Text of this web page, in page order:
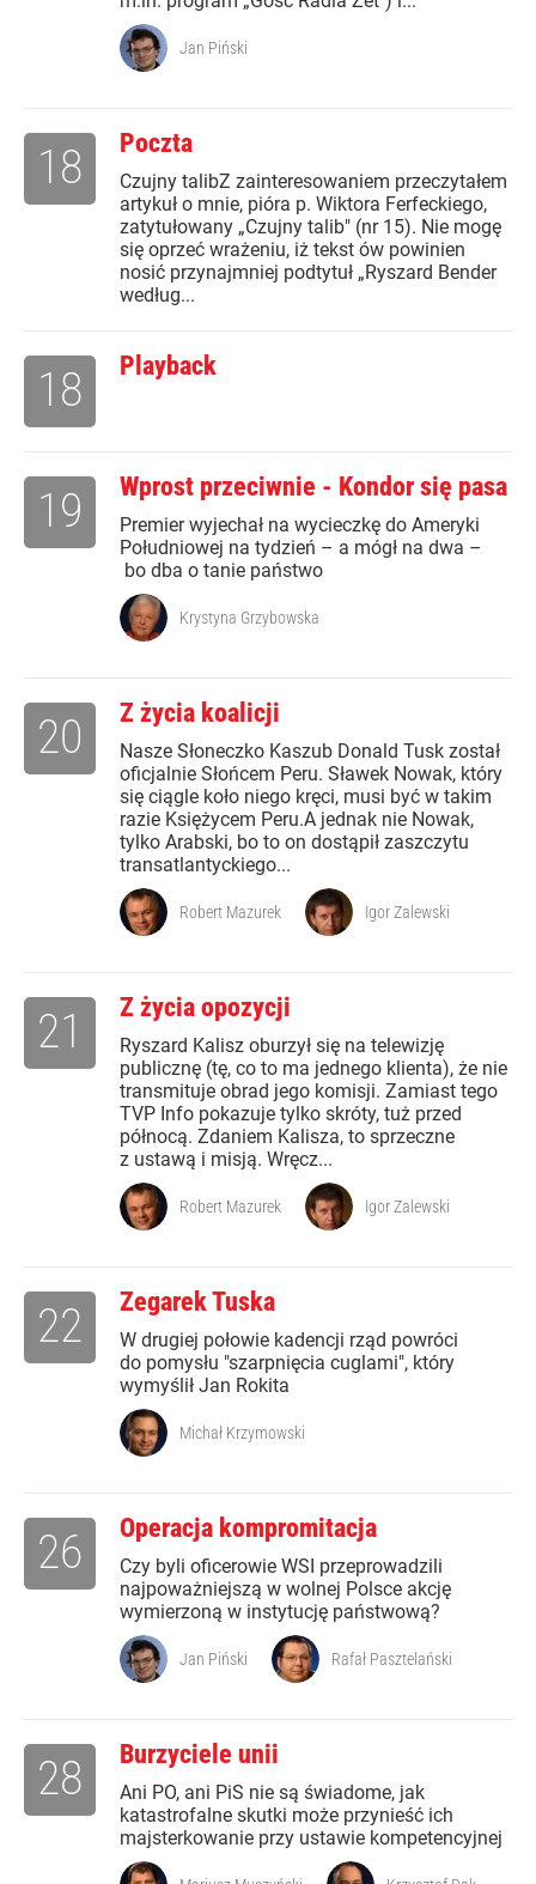
Jan Piński
Poczta
Czujny talibZ zainteresowaniem przeczytałem
artykuł o mnie, pióra p. Wiktora Ferfeckiego,
zatytułowany „Czujny talib" (nr 15). Nie mogę
się oprzeć wrażeniu, iż tekst ów powinien
nosić przynajmniej podtytuł „Ryszard Bender
według...
18
Playback
18
Wprost przeciwnie - Kondor się pasa
Premier wyjechał na wycieczkę do Ameryki
Południowej na tydzień – a mógł na dwa –
bo dba o tanie państwo
19
Krystyna Grzybowska
Z życia koalicji
Nasze Słoneczko Kaszub Donald Tusk został
oficjalnie Słońcem Peru. Sławek Nowak, który
się ciągle koło niego kręci, musi być w takim
razie Księżycem Peru.A jednak nie Nowak,
tylko Arabski, bo to on dostąpił zaszczytu
transatlantyckiego...
20
Robert Mazurek Igor Zalewski
Z życia opozycji
Ryszard Kalisz oburzył się na telewizję
publicznę (tę, co to ma jednego klienta), że nie
transmituje obrad jego komisji. Zamiast tego
TVP Info pokazuje tylko skróty, tuż przed
północą. Zdaniem Kalisza, to sprzeczne
z ustawą i misją. Wręcz...
21
Robert Mazurek Igor Zalewski
Zegarek Tuska
W drugiej połowie kadencji rząd powróci
do pomysłu "szarpnięcia cuglami", który
wymyślił Jan Rokita
22
Michał Krzymowski
Operacja kompromitacja
Czy byli oficerowie WSI przeprowadzili
najpoważniejszą w wolnej Polsce akcję
wymierzoną w instytucję państwową?
26
Jan Piński Rafał Pasztelański
Burzyciele unii
Ani PO, ani PiS nie są świadome, jak
katastrofalne skutki może przynieść ich
majsterkowanie przy ustawie kompetencyjnej
28